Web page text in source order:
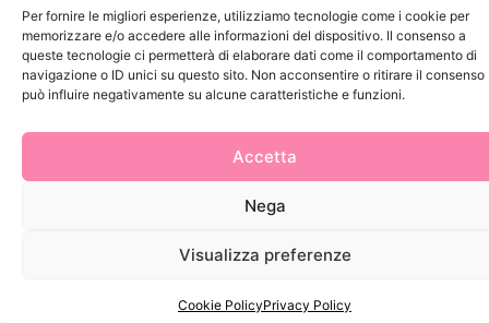
Per fornire le migliori esperienze, utilizziamo tecnologie come i cookie per
memorizzare e/o accedere alle informazioni del dispositivo. Il consenso a
queste tecnologie ci permetterà di elaborare dati come il comportamento di
navigazione o ID unici su questo sito. Non acconsentire o ritirare il consenso
può influire negativamente su alcune caratteristiche e funzioni.
Accetta
Nega
Visualizza preferenze
Cookie PolicyPrivacy Policy
2025 Delì | Privacy Policy|Cookie Policy| Made with byJenny
Mina